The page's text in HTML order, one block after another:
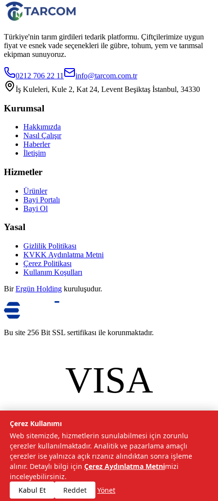
Türkiye'nin tarım girdileri tedarik platformu. Çiftçilerimize uygun
fiyat ve esnek vade seçenekleri ile gübre, tohum, yem ve tarımsal
ekipman sunuyoruz.
0212 706 22 11
info@tarcom.com.tr
İş Kuleleri, Kule 2, Kat 24, Levent Beşiktaş İstanbul, 34330
Kurumsal
Hakkımızda
Nasıl Çalışır
Haberler
İletişim
Hizmetler
Ürünler
Bayi Portalı
Bayi Ol
Yasal
Gizlilik Politikası
KVKK Aydınlatma Metni
Çerez Politikası
Kullanım Koşulları
Bir Ergün Holding kuruluşudur.
Bu site 256 Bit SSL sertifikası ile korunmaktadır.
VISA
mastercard
2026Tarımcom Tarım ve Teknoloji A.Ş. Tüm hakları saklıdır.